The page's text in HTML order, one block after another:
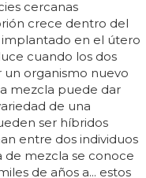
cercanas
crece dentro del
implantado en el útero
cuando los dos
un organismo nuevo
mezcla puede dar
de una
ser híbridos
entre dos individuos
de mezcla se conoce
de años a... estos